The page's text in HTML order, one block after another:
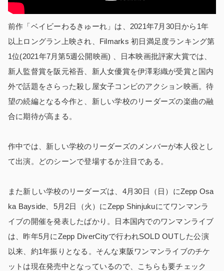
前作「ベイビーわるきゅーれ」は、2021年7月30日から1年
以上ロングラン上映され、Filmarks 初日満足度ランキング第
1位(2021年7月第5週公開映画) 、日本映画批評家大賞では、
新人監督賞を阪元裕吾、新人女優賞を伊澤彩織が受賞と国内
外で話題をさらった殺し屋女子コンビのアクション映画。待
望の続編となる今作と、新しい学校のリーダーズの楽曲の融
合に期待が高まる。
作中では、新しい学校のリーダーズのメンバーが本人役とし
て出演。どのシーンで登場するか注目である。
また新しい学校のリーダーズは、4月30日（日）にZepp Osa
ka Bayside、5月2日（火）にZepp Shinjukuにてワンマンラ
イブの開催を発表したばかり。日本国内でのワンマンライブ
は、昨年5月にZepp DiverCityで行われSOLD OUTした公演
以来、約1年振りとなる。そんな東阪ワンマンライブのチケ
ットは現在発売中となっているので、こちらも要チェック